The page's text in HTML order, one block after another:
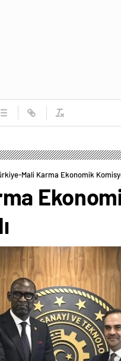
Mali Karma Ekonomik